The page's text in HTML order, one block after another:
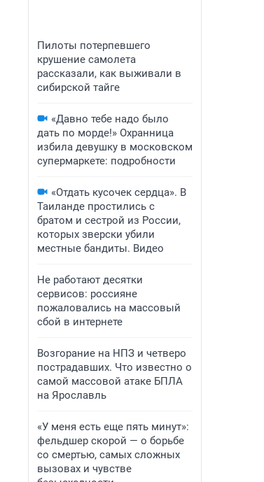
Пилоты потерпевшего
крушение самолета
рассказали, как выживали в
сибирской тайге
«Давно тебе надо было
дать по морде!» Охранница
избила девушку в московском
супермаркете: подробности
«Отдать кусочек сердца». В
Таиланде простились с
братом и сестрой из России,
которых зверски убили
местные бандиты. Видео
Не работают десятки
сервисов: россияне
пожаловались на массовый
сбой в интернете
Возгорание на НПЗ и четверо
пострадавших. Что известно о
самой массовой атаке БПЛА
на Ярославль
«У меня есть еще пять минут»:
фельдшер скорой — о борьбе
со смертью, самых сложных
вызовах и чувстве